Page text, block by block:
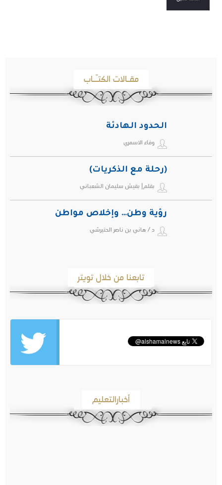
مقـالات الكتـّـاب
الحدود الهادئة
وفاء الاسمري
(رحلة مع الذكريات)
بقلم| بقيش سليمان الشعباني
رؤية وطن… وإخلاص مواطن
د / هاني بن ناصر الحتيرشي
تابعنا من خلال تويتر
أخبارالتعليم